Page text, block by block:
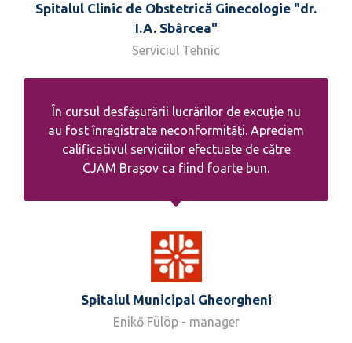
Spitalul Clinic de Obstetrică Ginecologie "dr.
I.A. Sbârcea"
Serviciul Tehnic
În cursul desfășurării lucrărilor de excuție nu
au fost înregistrate neconformități. Apreciem
calificativul serviciilor efectuate de către
CJAM Brașov ca fiind foarte bun.
Spitalul Municipal Gheorgheni
Enikő Fülöp - manager